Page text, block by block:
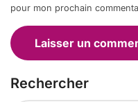
pour mon prochain
Rechercher